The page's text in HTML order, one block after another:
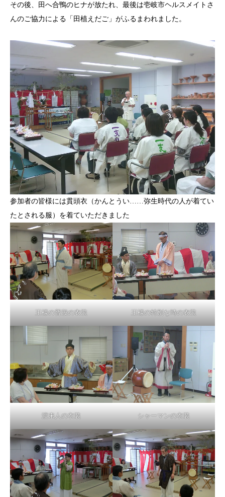
その後、田へ合鴨のヒナが放たれ、最後は壱岐市ヘルスメイトさ
んのご協力による「田植えだご」がふるまわれました。
参加者の皆様には貫頭衣（かんとうい……弥生時代の人が着てい
たとされる服）を着ていただきました
王様の普段の衣装 王様の特別な時の衣装
渡来人の衣装 シャーマンの衣装